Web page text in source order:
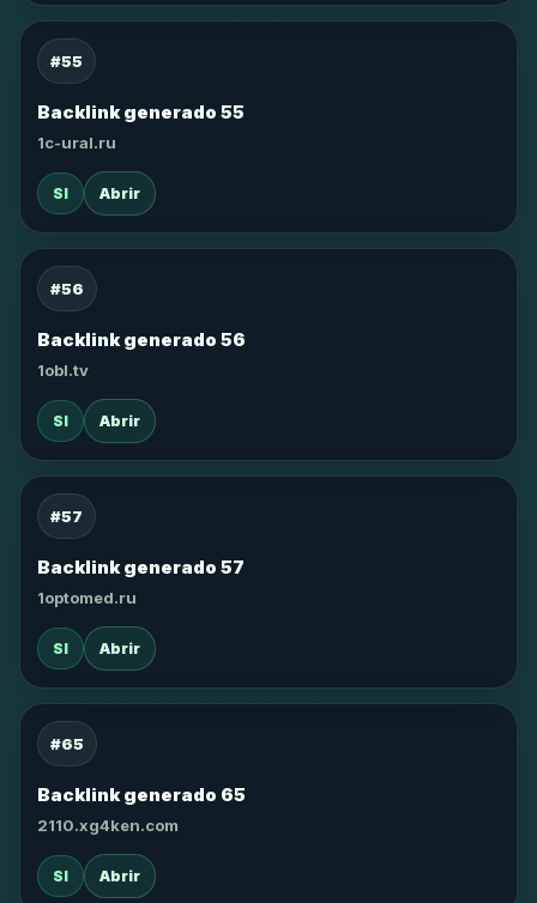
#55
Backlink generado 55
1c-ural.ru
SI Abrir
#56
Backlink generado 56
1obl.tv
SI Abrir
#57
Backlink generado 57
1optomed.ru
SI Abrir
#65
Backlink generado 65
2110.xg4ken.com
SI Abrir